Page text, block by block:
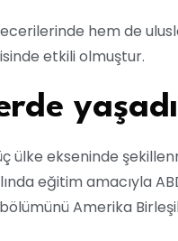
hem de
etkili olmuştur.
ülke ekseninde
eğitim amacıyla
Amerika